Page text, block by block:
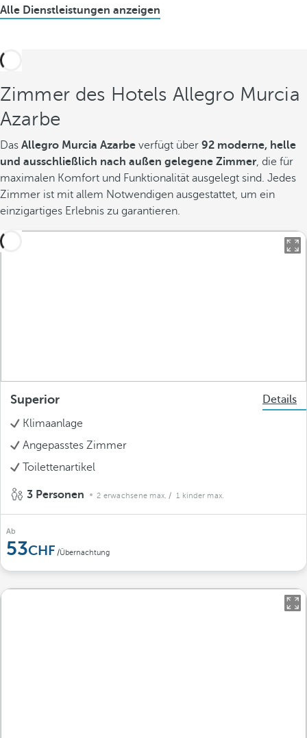
Alle Dienstleistungen anzeigen
Zimmer des Hotels Allegro Murcia
Azarbe
Das Allegro Murcia Azarbe verfügt über 92 moderne, helle
und ausschließlich nach außen gelegene Zimmer, die für
maximalen Komfort und Funktionalität ausgelegt sind. Jedes
Zimmer ist mit allem Notwendigen ausgestattet, um ein
einzigartiges Erlebnis zu garantieren.
Superior
Details
Klimaanlage
Angepasstes Zimmer
Toilettenartikel
3 Personen 2 erwachsene max. / 1 kinder max.
Ab
53 /Übernachtung